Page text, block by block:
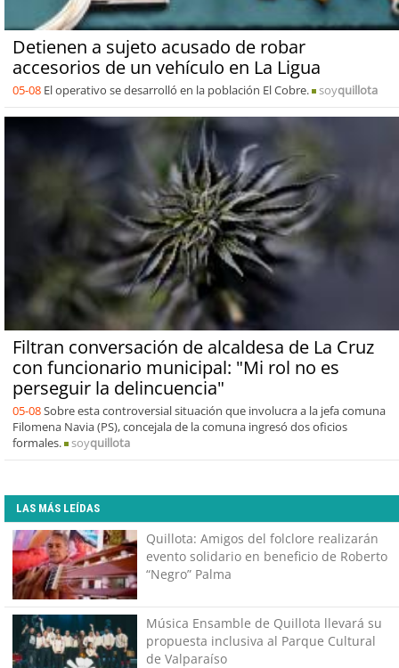
Detienen a sujeto acusado de robar
accesorios de un vehículo en La Ligua
05-08 El operativo se desarrolló en la población El Cobre. soyquillota
Filtran conversación de alcaldesa de La Cruz
con funcionario municipal: "Mi rol no es
perseguir la delincuencia"
05-08Sobre esta controversial situación que involucra a la jefa comuna
Filomena Navia (PS), concejala de la comuna ingresó dos oficios
formales.
soyquillota
LAS MÁS LEÍDAS
Quillota: Amigos del folclore realizarán
evento solidario en beneficio de Roberto
“Negro” Palma
Música Ensamble de Quillota llevará su
propuesta inclusiva al Parque Cultural
de Valparaíso